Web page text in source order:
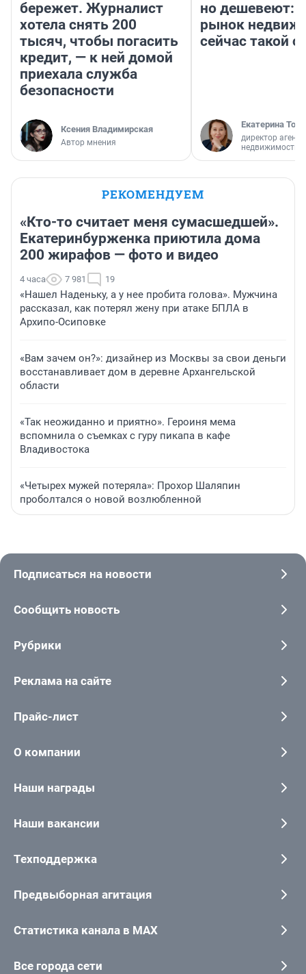
бережет. Журналист
хотела снять 200
тысяч, чтобы погасить
кредит, — к ней домой
приехала служба
безопасности
Ксения Владимирская
Автор мнения
но дешевеют:
рынок
сейчас такой
Екатерина
директор
недвижимости
РЕКОМЕНДУЕМ
«Кто-то считает меня сумасшедшей».
Екатеринбурженка приютила дома
200 жирафов — фото и видео
4 часа 7 981 19
«Нашел Наденьку, а у нее пробита голова». Мужчина
рассказал, как потерял жену при атаке БПЛА в
Архипо-Осиповке
«Вам зачем он?»: дизайнер из Москвы за свои деньги
восстанавливает дом в деревне Архангельской
области
«Так неожиданно и приятно». Героиня мема
вспомнила о съемках с гуру пикапа в кафе
Владивостока
«Четырех мужей потеряла»: Прохор Шаляпин
проболтался о новой возлюбленной
Подписаться на новости
Сообщить новость
Рубрики
Реклама на сайте
Прайс-лист
О компании
Наши награды
Наши вакансии
Техподдержка
Предвыборная агитация
Статистика канала в MAX
Все города сети